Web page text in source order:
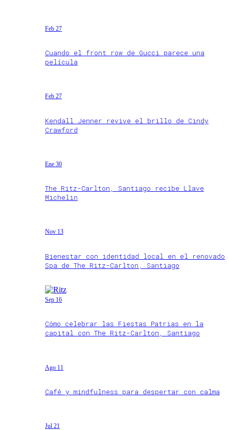
Feb 27
Cuando el front row de Gucci parece una
película
Feb 27
Kendall Jenner revive el brillo de Cindy
Crawford
Ene 30
The Ritz-Carlton, Santiago recibe Llave
Michelin
Nov 13
Bienestar con identidad local en el renovado
Spa de The Ritz-Carlton, Santiago
Sep 16
Cómo celebrar las Fiestas Patrias en la
capital con The Ritz-Carlton, Santiago
Ago 11
Café y mindfulness para despertar con calma
Jul 21